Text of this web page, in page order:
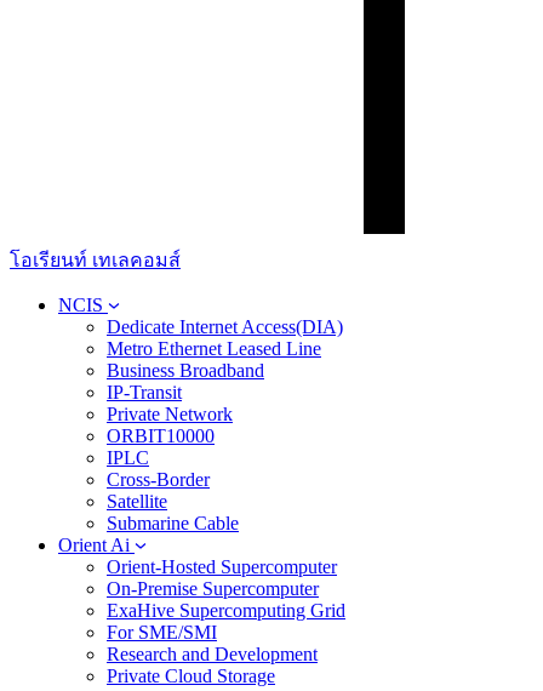
โอเรียนท์ เทเลคอมส์
NCIS
Dedicate Internet Access(DIA)
Metro Ethernet Leased Line
Business Broadband
IP-Transit
Private Network
ORBIT10000
IPLC
Cross-Border
Satellite
Submarine Cable
Orient Ai
Orient-Hosted Supercomputer
On-Premise Supercomputer
ExaHive Supercomputing Grid
For SME/SMI
Research and Development
Private Cloud Storage